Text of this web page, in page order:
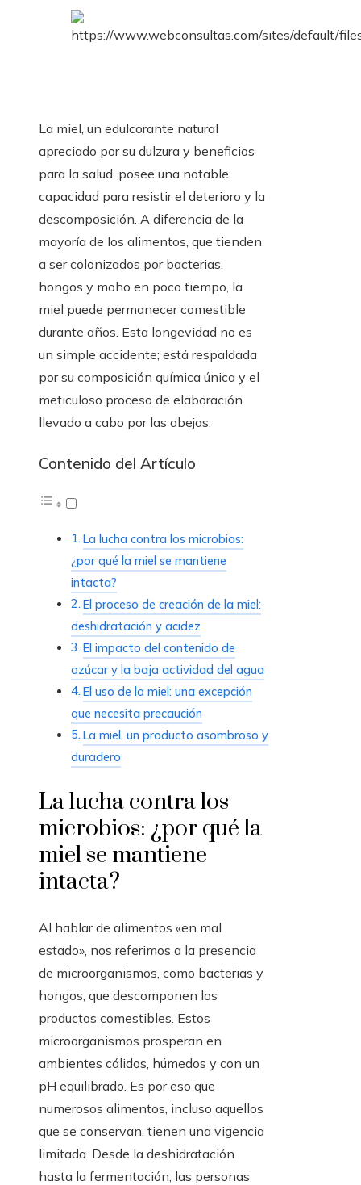
La miel, un edulcorante natural
apreciado por su dulzura y beneficios
para la salud, posee una notable
capacidad para resistir el deterioro y la
descomposición. A diferencia de la
mayoría de los alimentos, que tienden
a ser colonizados por bacterias,
hongos y moho en poco tiempo, la
miel puede permanecer comestible
durante años. Esta longevidad no es
un simple accidente; está respaldada
por su composición química única y el
meticuloso proceso de elaboración
llevado a cabo por las abejas.
Contenido del Artículo
La lucha contra los microbios:
¿por qué la miel se mantiene
intacta?
El proceso de creación de la miel:
deshidratación y acidez
El impacto del contenido de
azúcar y la baja actividad del agua
El uso de la miel: una excepción
que necesita precaución
La miel, un producto asombroso y
duradero
La lucha contra los
microbios: ¿por qué la
miel se mantiene
intacta?
Al hablar de alimentos «en mal
estado», nos referimos a la presencia
de microorganismos, como bacterias y
hongos, que descomponen los
productos comestibles. Estos
microorganismos prosperan en
ambientes cálidos, húmedos y con un
pH equilibrado. Es por eso que
numerosos alimentos, incluso aquellos
que se conservan, tienen una vigencia
limitada. Desde la deshidratación
hasta la fermentación, las personas